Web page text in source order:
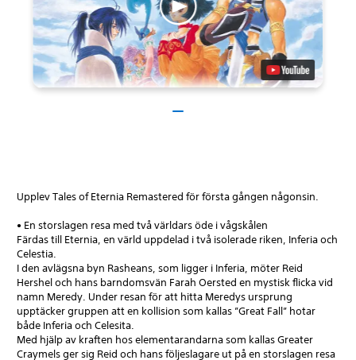
Upplev Tales of Eternia Remastered för första gången någonsin.
• En storslagen resa med två världars öde i vågskålen
Färdas till Eternia, en värld uppdelad i två isolerade riken, Inferia och
Celestia.
I den avlägsna byn Rasheans, som ligger i Inferia, möter Reid
Hershel och hans barndomsvän Farah Oersted en mystisk flicka vid
namn Meredy. Under resan för att hitta Meredys ursprung
upptäcker gruppen att en kollision som kallas ”Great Fall” hotar
både Inferia och Celesita.
Med hjälp av kraften hos elementarandarna som kallas Greater
Craymels ger sig Reid och hans följeslagare ut på en storslagen resa